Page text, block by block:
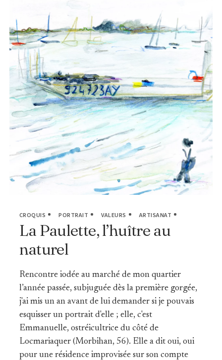
CROQUIS PORTRAIT VALEURS ARTISANAT
La Paulette, l’huître au
naturel
Rencontre iodée au marché de mon quartier
l’année passée, subjuguée dès la première gorgée,
j'ai mis un an avant de lui demander si je pouvais
esquisser un portrait d'elle ; elle, c'est
Emmanuelle, ostréicultrice du côté de
Locmariaquer (Morbihan, 56). Elle a dit oui, oui
pour une résidence improvisée sur son compte